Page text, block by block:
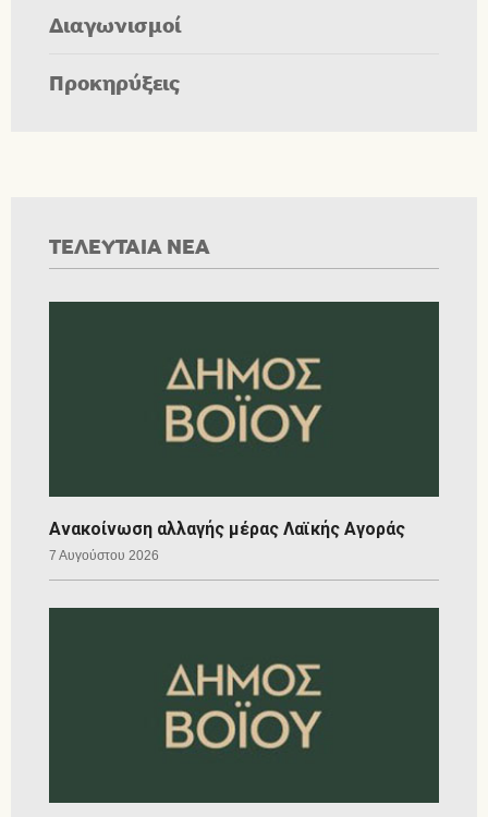
Διαγωνισμοί
Προκηρύξεις
ΤΕΛΕΥΤΑΙΑ ΝΕΑ
Ανακοίνωση αλλαγής μέρας Λαϊκής Αγοράς
7 Αυγούστου 2026